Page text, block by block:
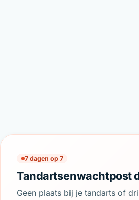
7 dagen op 7
Tandartsenwachtpost
Geen plaats bij je tandarts of